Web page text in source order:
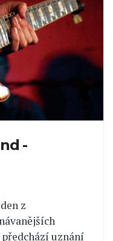
-
z
uznání